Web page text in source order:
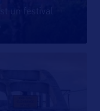
un festival